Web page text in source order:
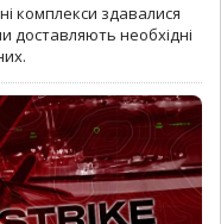
комплекси здавалися
доставляють необхідні